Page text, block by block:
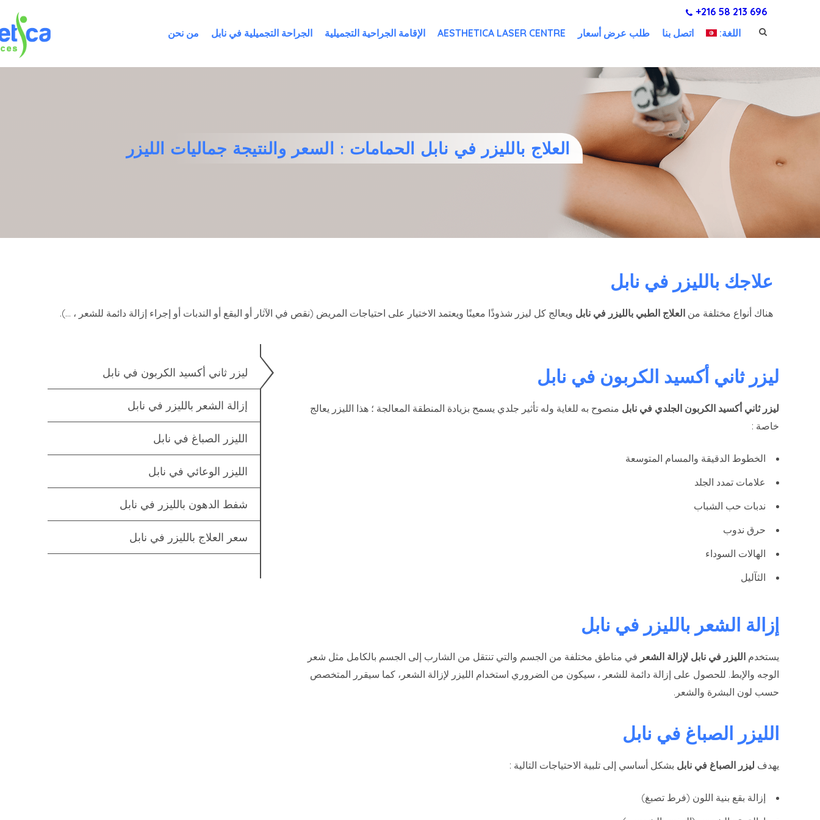
+216 58 213 696
من نحن
الجراحة التجميلية في نابل الإقامة الجراحية التجميلية AESTHETICA LASER CENTRE طلب عرض أسعار اتصل بنا اللغة:
العلاج بالليزر في نابل الحمامات : السعر والنتيجة جماليات الليزر
علاجك بالليزر في نابل
هناك أنواع مختلفة من العلاج الطبي بالليزر في نابل ويعالج كل ليزر شذوذًا معينًا ويعتمد الاختيار على احتياجات المريض (نقص في الآثار أو البقع أو الندبات أو إجراء إزالة دائمة للشعر ، …).
ليزر ثاني أكسيد الكربون في نابل
إزالة الشعر بالليزر في نابل
الليزر الصباغ في نابل
الليزر الوعائي في نابل
شفط الدهون بالليزر في نابل
سعر العلاج بالليزر في نابل
ليزر ثاني أكسيد الكربون في نابل
ليزر ثاني أكسيد الكربون الجلدي في نابل منصوح به للغاية وله تأثير جلدي يسمح بزيادة المنطقة المعالجة ؛ هذا الليزر يعالج
خاصة :
الخطوط الدقيقة والمسام المتوسعة
علامات تمدد الجلد
ندبات حب الشباب
حرق ندوب
الهالات السوداء
الثآليل
إزالة الشعر بالليزر في نابل
يستخدم الليزر في نابل لإزالة الشعر في مناطق مختلفة من الجسم والتي تنتقل من الشارب إلى الجسم بالكامل مثل شعر
الوجه والإبط. للحصول على إزالة دائمة للشعر ، سيكون من الضروري استخدام الليزر لإزالة الشعر، كما سيقرر المتخصص
حسب لون البشرة والشعر.
الليزر الصباغ في نابل
يهدف ليزر الصباغ في نابل بشكل أساسي إلى تلبية الاحتياجات التالية :
إزالة بقع بنية اللون (فرط تصبغ)